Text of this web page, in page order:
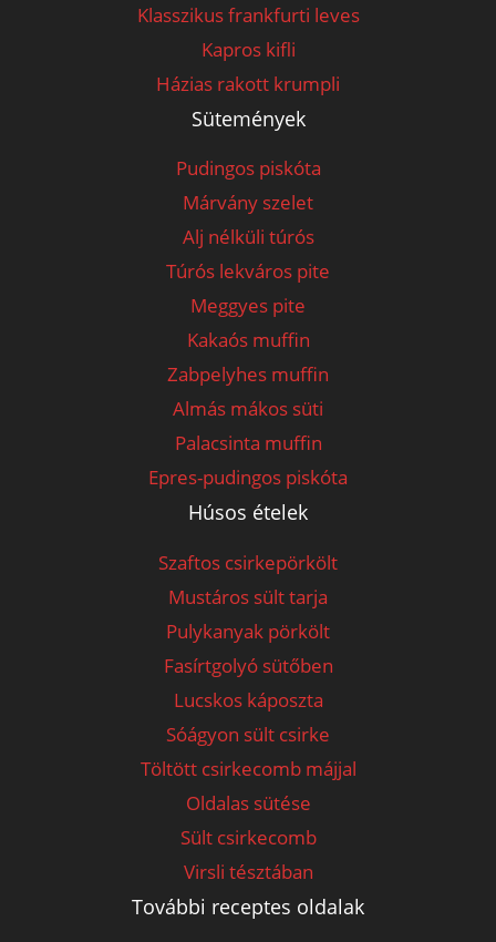
Klasszikus frankfurti leves
Kapros kifli
Házias rakott krumpli
Sütemények
Pudingos piskóta
Márvány szelet
Alj nélküli túrós
Túrós lekváros pite
Meggyes pite
Kakaós muffin
Zabpelyhes muffin
Almás mákos süti
Palacsinta muffin
Epres-pudingos piskóta
Húsos ételek
Szaftos csirkepörkölt
Mustáros sült tarja
Pulykanyak pörkölt
Fasírtgolyó sütőben
Lucskos káposzta
Sóágyon sült csirke
Töltött csirkecomb májjal
Oldalas sütése
Sült csirkecomb
Virsli tésztában
További receptes oldalak